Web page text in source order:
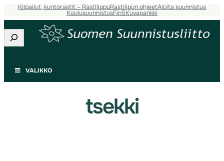
Siirry
sisältöön
Kilpailut, kuntorastit – RastilippuRastilipun ohjeetAloita suunnistus
KoulusuunnistusFin5Kuvapankki
Etsi
VALIKKO
tsekki